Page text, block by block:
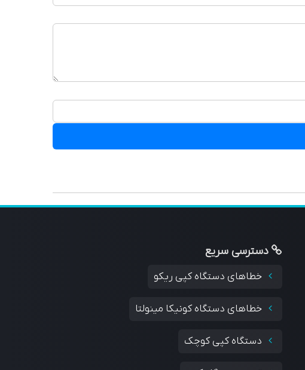
دسترسی سریع
خطاهای دستگاه کپی ریکو
خطاهای دستگاه کونیکا مینولتا
دستگاه کپی کوچک